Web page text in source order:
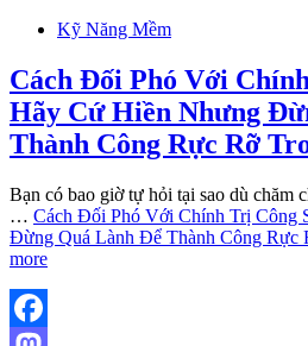
Kỹ Năng Mềm
Cách Đối Phó Với
Hãy Cứ Hiền Nhưng
Thành Công Rực Rỡ
Bạn có bao giờ tự hỏi tại sao dù chăm
… Cách Đối Phó Với Chính Trị Công
Đừng Quá Lành Để Thành Công Rực
more